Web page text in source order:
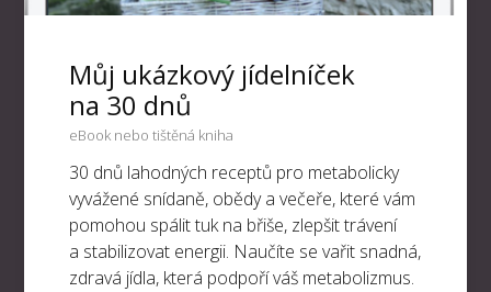
Můj ukázkový jídelníček
na 30 dnů
eBook nebo tištěná kniha
30 dnů lahodných receptů pro metabolicky
vyvážené snídaně, obědy a večeře, které vám
pomohou spálit tuk na břiše, zlepšit trávení
a stabilizovat energii. Naučíte se vařit snadná,
zdravá jídla, která podpoří váš metabolizmus.